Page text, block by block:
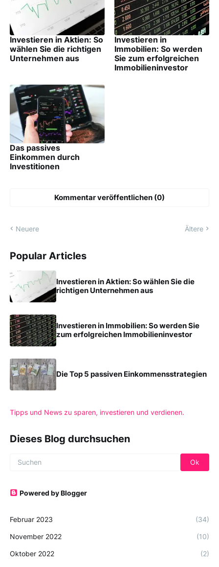
Investieren in Aktien: So
wählen Sie die richtigen
Unternehmen aus
Investieren in
Immobilien: So werden
Sie zum erfolgreichen
Immobilieninvestor
Das passives
Einkommen durch
Investitionen
Kommentar veröffentlichen (0)
Neuere Ältere
Popular Articles
Investieren in Aktien: So wählen Sie die
richtigen Unternehmen aus
Investieren in Immobilien: So werden Sie
zum erfolgreichen Immobilieninvestor
Die Top 5 passiven Einkommensstrategien
Tipps und News zu sparen, investieren und verdienen.
Dieses Blog durchsuchen
Powered by Blogger
Februar 2023 (34)
November 2022 (10)
Oktober 2022 (2)